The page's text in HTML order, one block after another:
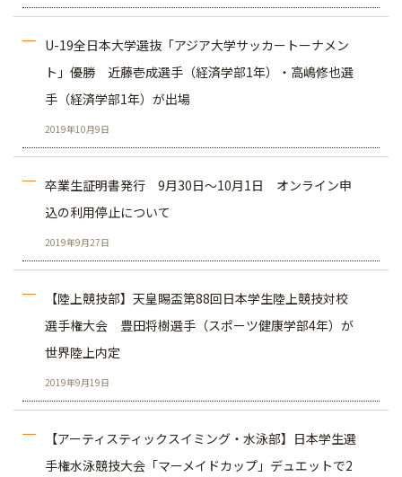
U-19全日本大学選抜「アジア大学サッカートーナメン
ト」優勝 近藤壱成選手（経済学部1年）・高嶋修也選
手（経済学部1年）が出場
2019年10月9日
卒業生証明書発行 9月30日～10月1日 オンライン申
込の利用停止について
2019年9月27日
【陸上競技部】天皇賜盃第88回日本学生陸上競技対校
選手権大会 豊田将樹選手（スポーツ健康学部4年）が
世界陸上内定
2019年9月19日
【アーティスティックスイミング・水泳部】日本学生選
手権水泳競技大会「マーメイドカップ」デュエットで2